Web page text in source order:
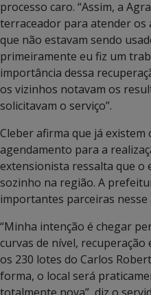
processo caro. “Assim, a
terraceador para atender os
que não estavam sendo
primeiramente eu fiz um
importância dessa
os vizinhos notavam os
solicitavam o serviço”.
Cleber afirma que já
agendamento para a
extensionista ressalta que
sozinho na região. A
importantes parceiras
“Minha intenção é chegar
curvas de nível,
os 230 lotes do Carlos
forma, o local será